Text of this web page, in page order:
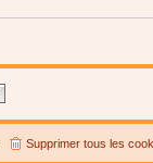
Supprimer tous les